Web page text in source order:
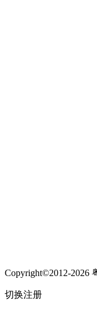
Copyright©2012-2026
切换注册